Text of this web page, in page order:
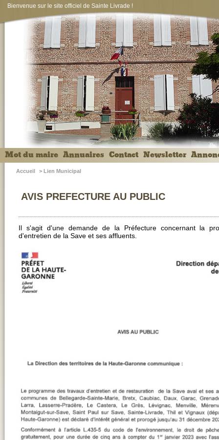
Bienvenue sur le site officiel de Sainte Livrade !
Mot du maire Annuaires Contact Newsletter
Accueil > Lien Municipal
AVIS PREFECTURE AU PUBLIC
Il s'agit d'une demande de la Préfecture concernant la
d'entretien de la Save et ses affluents.